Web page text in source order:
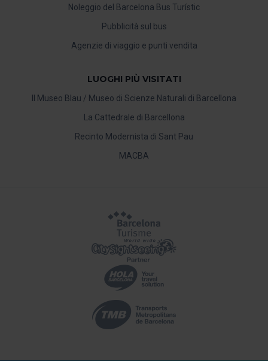
Noleggio del Barcelona Bus Turístic
Pubblicità sul bus
Agenzie di viaggio e punti vendita
LUOGHI PIÙ VISITATI
Il Museo Blau / Museo di Scienze Naturali di Barcellona
La Cattedrale di Barcellona
Recinto Modernista di Sant Pau
MACBA